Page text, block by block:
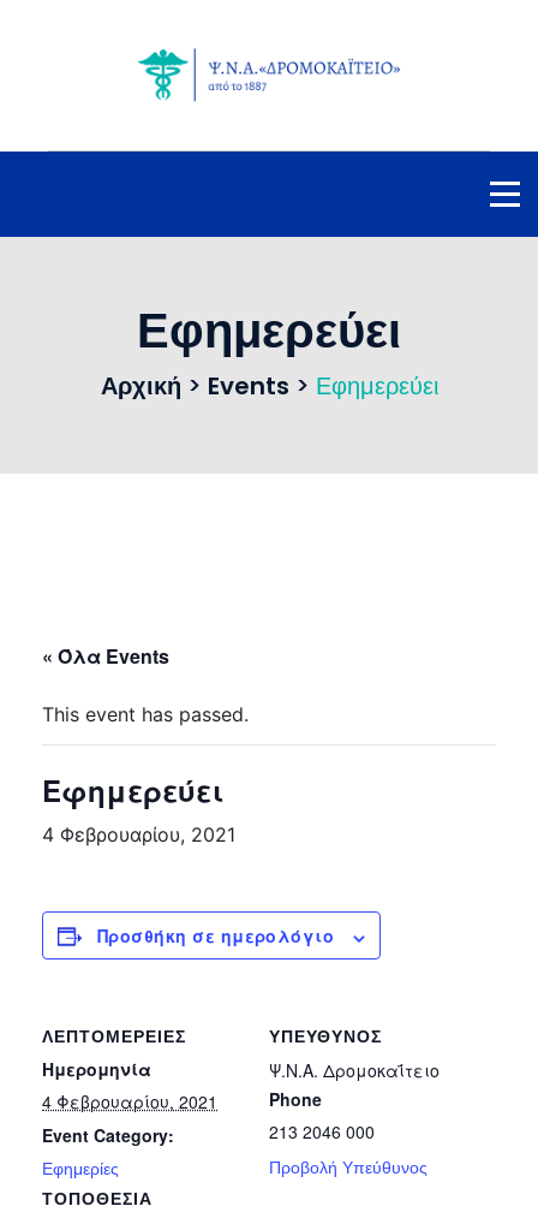
Εφημερεύει
Αρχική > Events > Εφημερεύει
« Όλα Events
This event has passed.
Εφημερεύει
4 Φεβρουαρίου, 2021
Προσθήκη σε ημερολόγιο
ΛΕΠΤΟΜΈΡΕΙΕΣ
Ημερομηνία
4 Φεβρουαρίου, 2021
Event Category:
Εφημερίες
ΤΟΠΟΘΕΣΊΑ
ΥΠΕΎΘΥΝΟΣ
Ψ.Ν.Α. Δρομοκαΐτειο
Phone
213 2046 000
Προβολή Υπεύθυνος